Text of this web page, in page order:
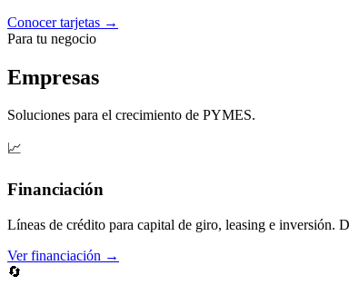
Conocer tarjetas →
Para tu negocio
Empresas
Soluciones para el crecimiento de PYMES.
📈
Financiación
Líneas de crédito para capital de giro, leasing e inversión.
Ver financiación →
🔄